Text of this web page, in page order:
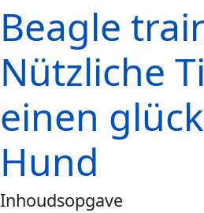
Beagle
Nützliche
einen
Hund
Inhoudsopgave